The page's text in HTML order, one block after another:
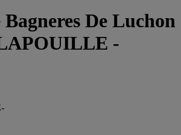
De Luchon
-
-